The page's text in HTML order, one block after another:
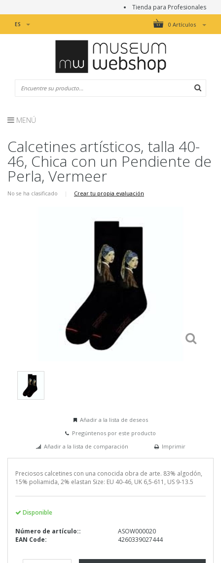
Tienda para Profesionales
0 Artículos
ES
MENÚ
Calcetines artísticos, talla 40-
46, Chica con un Pendiente de
Perla, Vermeer
No se ha clasificado | Crear tu propia evaluación
Añadir a la lista de deseos
Pregúntenos por este producto
Añadir a la lista de comparación
Imprimir
Preciosos calcetines con una conocida obra de arte. 83% algodón,
15% poliamida, 2% elastan Size: EU 40-46, UK 6,5-611, US 9-13.5
Disponible
Número de artículo::
ASOW000020
EAN Code:
4260339027444